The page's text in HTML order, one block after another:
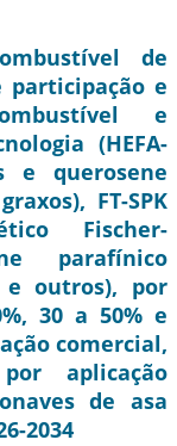
de
participação e
e
(HEFA-
e querosene
FT-SPK
Fischer-
parafínico
outros), por
30 a 50% e
comercial,
aplicação
de asa
2034